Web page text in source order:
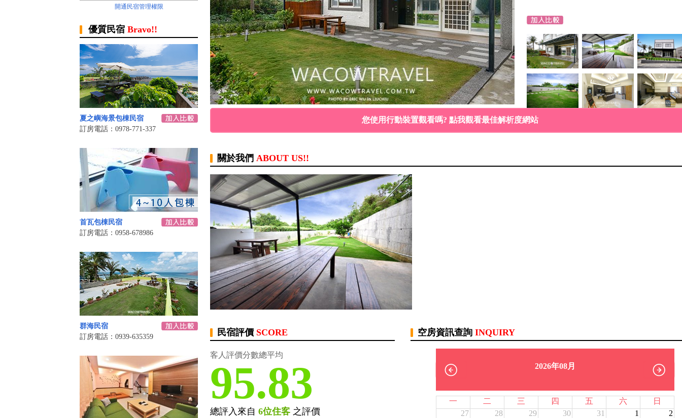
開通民宿管理權限
優質民宿 Bravo!!
夏之嶼海景包棟民宿
訂房電話：0978-771-337
首瓦包棟民宿
訂房電話：0958-678986
群海民宿
訂房電話：0939-635359
您使用行動裝置觀看嗎? 點我觀看最佳解析度網站
關於我們 ABOUT US!!
民宿評價 SCORE
客人評價分數總平均
95.83
總評入來自 6位住客 之評價
空房資訊查詢 INQUIRY
2026年08月
一 二 三 四 五 六
日
27
28 29 30 31 1 2